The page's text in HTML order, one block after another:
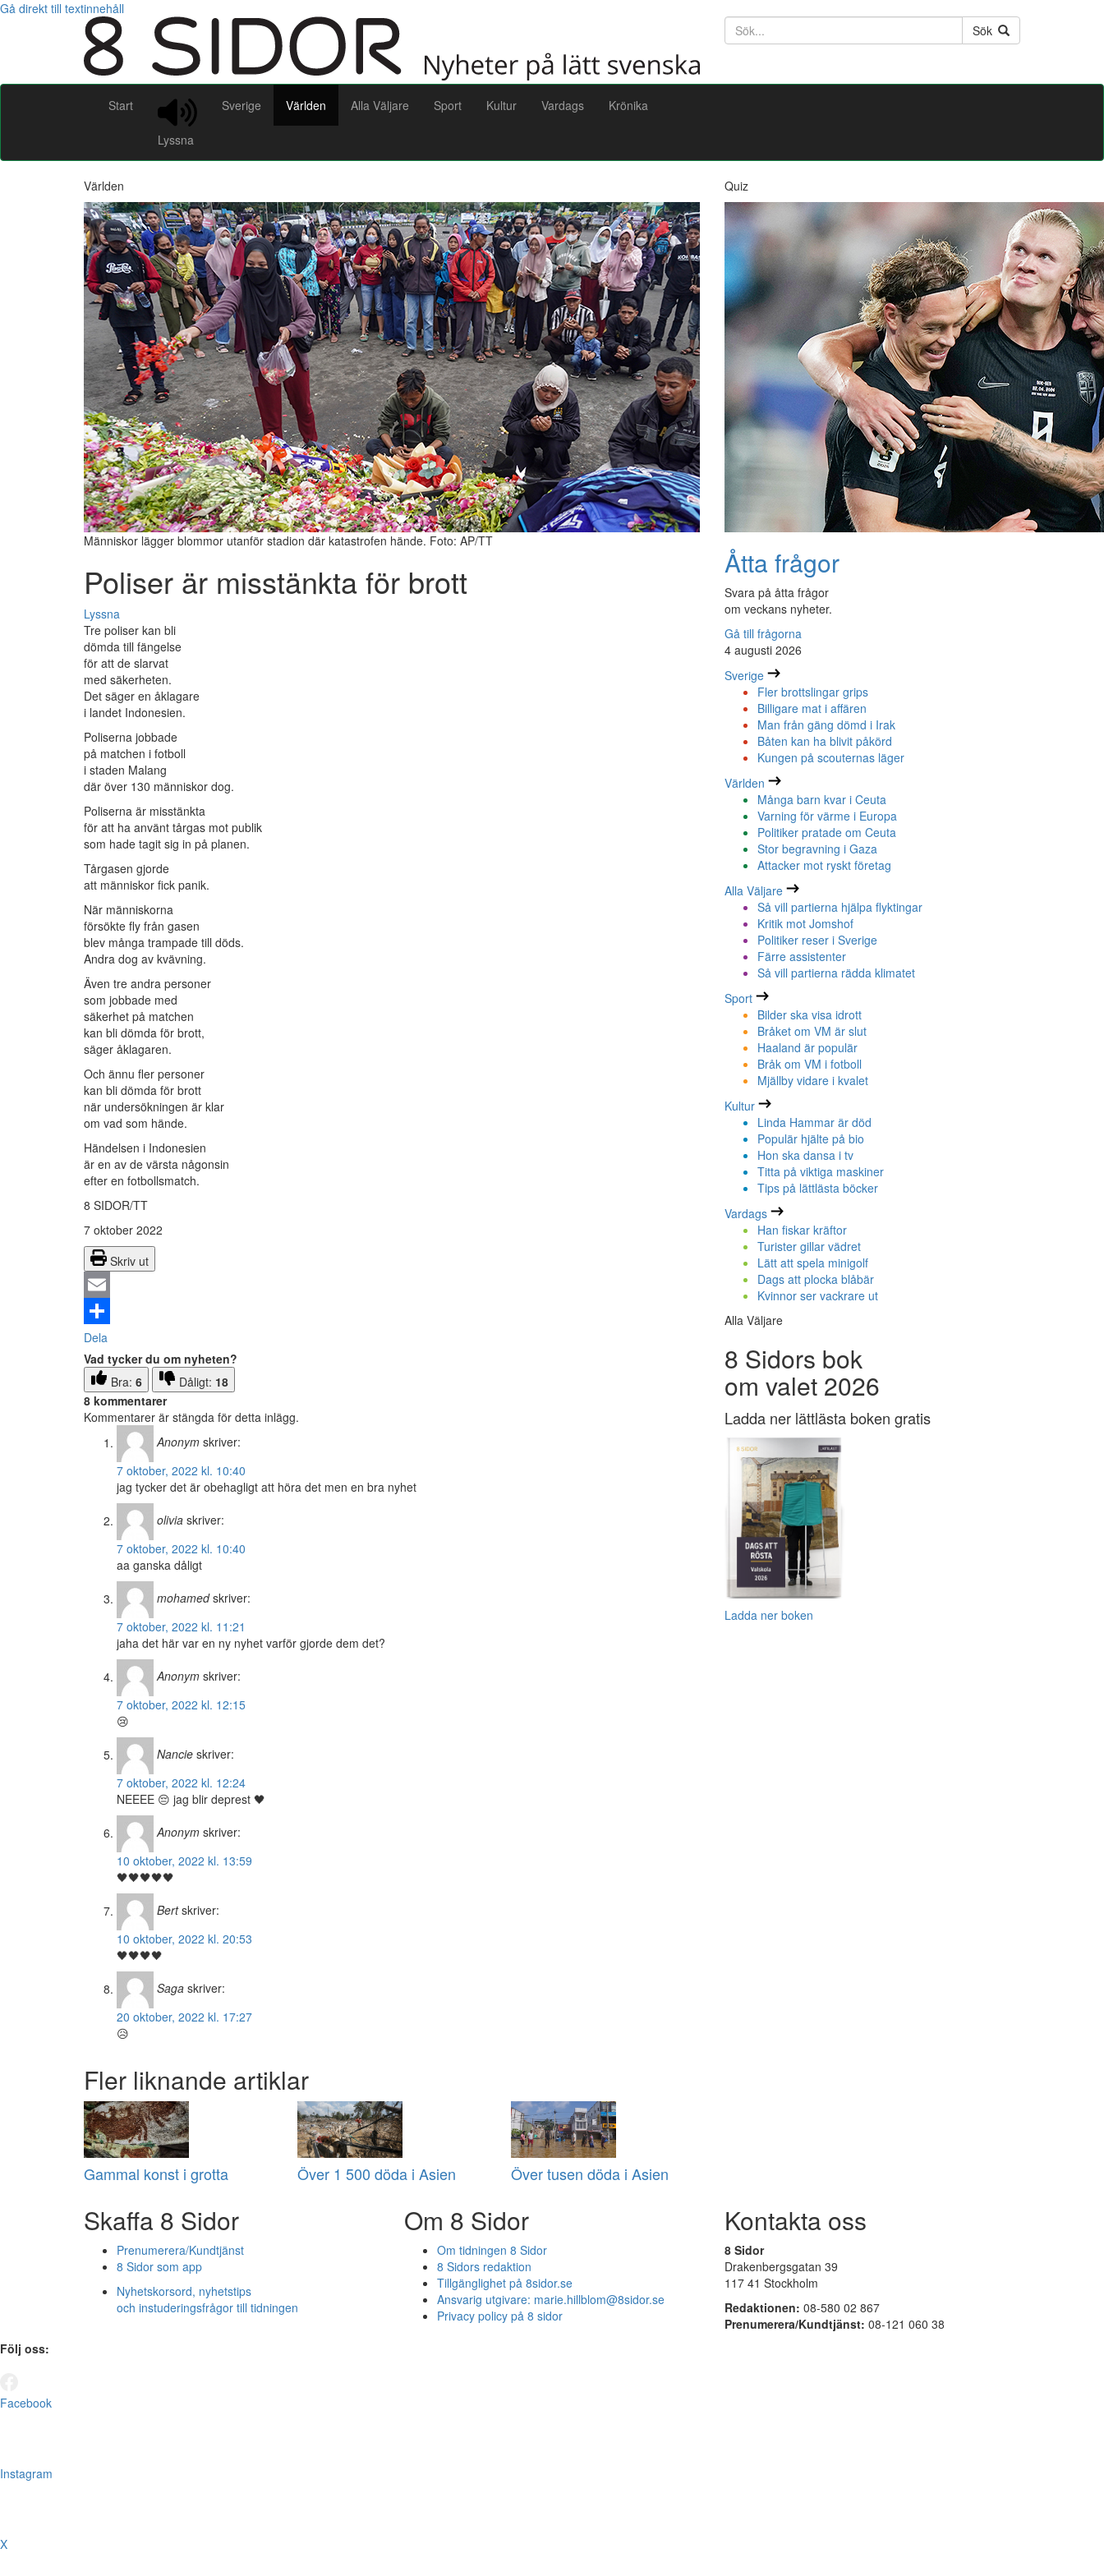
Gå direkt till textinnehåll
Söktext
Sök
Start
Lyssna
Sverige Världen Alla Väljare Sport Kultur Vardags Krönika
Världen
Människor lägger blommor utanför stadion där katastrofen hände. Foto: AP/TT
Poliser är misstänkta för brott
Lyssna
Tre poliser kan bli
dömda till fängelse
för att de slarvat
med säkerheten.
Det säger en åklagare
i landet Indonesien.
Poliserna jobbade
på matchen i fotboll
i staden Malang
där över 130 människor dog.
Poliserna är misstänkta
för att ha använt tårgas mot publik
som hade tagit sig in på planen.
Tårgasen gjorde
att människor fick panik.
När människorna
försökte fly från gasen
blev många trampade till döds.
Andra dog av kvävning.
Även tre andra personer
som jobbade med
säkerhet på matchen
kan bli dömda för brott,
säger åklagaren.
Och ännu fler personer
kan bli dömda för brott
när undersökningen är klar
om vad som hände.
Händelsen i Indonesien
är en av de värsta någonsin
efter en fotbollsmatch.
8 SIDOR/TT
7 oktober 2022
Skriv ut
Email
Dela
Vad tycker du om nyheten?
Bra: 6 Dåligt: 18
8 kommentarer
Kommentarer är stängda för detta inlägg.
Anonym skriver:
7 oktober, 2022 kl. 10:40
jag tycker det är obehagligt att höra det men en bra nyhet
olivia skriver:
7 oktober, 2022 kl. 10:40
aa ganska dåligt
mohamed skriver:
7 oktober, 2022 kl. 11:21
jaha det här var en ny nyhet varför gjorde dem det?
Anonym skriver:
7 oktober, 2022 kl. 12:15
😢
Nancie skriver:
7 oktober, 2022 kl. 12:24
NEEEE 😔 jag blir deprest 🖤
Anonym skriver:
10 oktober, 2022 kl. 13:59
🖤🖤🖤🖤🖤
Bert skriver:
10 oktober, 2022 kl. 20:53
🖤🖤🖤🖤
Saga skriver:
20 oktober, 2022 kl. 17:27
😥
Fler liknande artiklar
Gammal konst i grotta Över 1 500 döda i Asien Över tusen döda i Asien
Quiz
Åtta frågor
Svara på åtta frågor
om veckans nyheter.
Gå till frågorna
4 augusti 2026
Sverige
Fler brottslingar grips
Billigare mat i affären
Man från gäng dömd i Irak
Båten kan ha blivit påkörd
Kungen på scouternas läger
Världen
Många barn kvar i Ceuta
Varning för värme i Europa
Politiker pratade om Ceuta
Stor begravning i Gaza
Attacker mot ryskt företag
Alla Väljare
Så vill partierna hjälpa flyktingar
Kritik mot Jomshof
Politiker reser i Sverige
Färre assistenter
Så vill partierna rädda klimatet
Sport
Bilder ska visa idrott
Bråket om VM är slut
Haaland är populär
Bråk om VM i fotboll
Mjällby vidare i kvalet
Kultur
Linda Hammar är död
Populär hjälte på bio
Hon ska dansa i tv
Titta på viktiga maskiner
Tips på lättlästa böcker
Vardags
Han fiskar kräftor
Turister gillar vädret
Lätt att spela minigolf
Dags att plocka blåbär
Kvinnor ser vackrare ut
Alla Väljare
8 Sidors bok
om valet 2026
Ladda ner lättlästa boken gratis
Ladda ner boken
Skaffa 8 Sidor
Prenumerera/Kundtjänst
8 Sidor som app
Nyhetskorsord, nyhetstips
och instuderingsfrågor till tidningen
Om 8 Sidor
Om tidningen 8 Sidor
8 Sidors redaktion
Tillgänglighet på 8sidor.se
Ansvarig utgivare: marie.hillblom@8sidor.se
Privacy policy på 8 sidor
Kontakta oss
8 Sidor
Drakenbergsgatan 39
117 41 Stockholm
Redaktionen: 08-580 02 867
Prenumerera/Kundtjänst: 08-121 060 38
Följ oss:
Facebook
Instagram
X